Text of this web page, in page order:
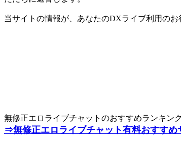
当サイトの情報が、あなたのDXライブ利用の
無修正エロライブチャットのおすすめランキン
⇒無修正エロライブチャット有料おすすめ